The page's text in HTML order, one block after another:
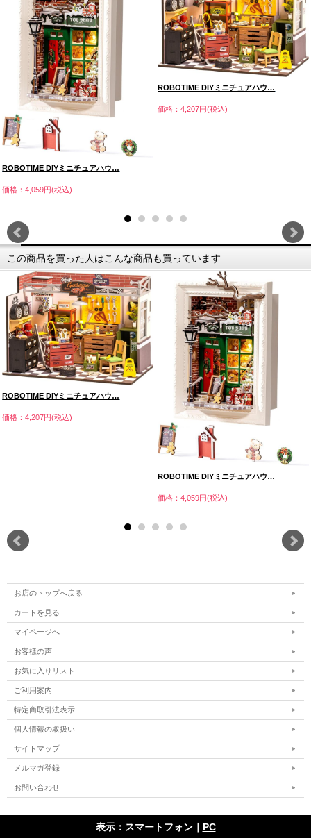
ROBOTIME DIYミニチュアハウ…
価格：4,059円(税込)
ROBOTIME DIYミニチュアハウ…
価格：4,207円(税込)
この商品を買った人はこんな商品も買っています
ROBOTIME DIYミニチュアハウ…
価格：4,207円(税込)
ROBOTIME DIYミニチュアハウ…
価格：4,059円(税込)
お店のトップへ戻る
カートを見る
マイページへ
お客様の声
お気に入りリスト
ご利用案内
特定商取引法表示
個人情報の取扱い
サイトマップ
メルマガ登録
お問い合わせ
表示：スマートフォン｜ PC